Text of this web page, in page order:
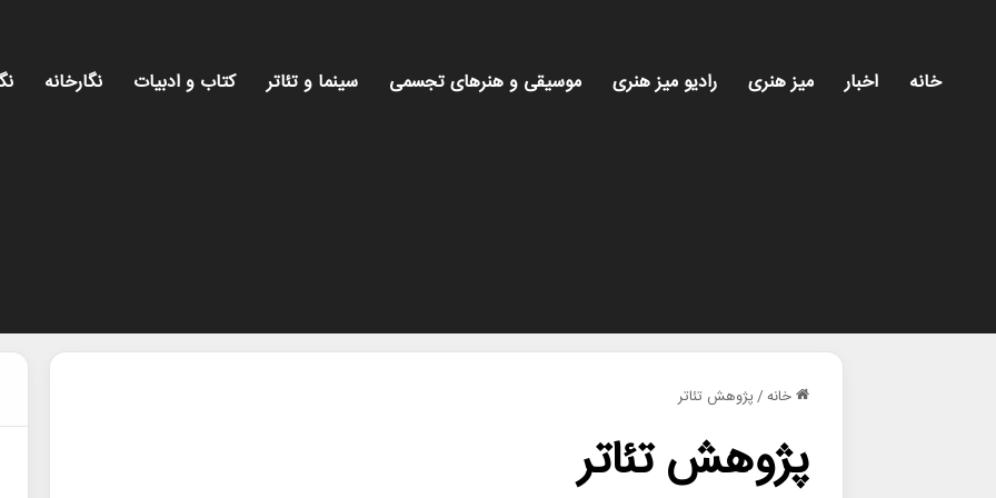
خانه اخبار میز هنری رادیو میز هنری موسیقی و هنرهای تجسمی سینما و تئاتر کتاب و ادبیات نگارخانه
خانه/پژوهش تئاتر
پژوهش تئاتر